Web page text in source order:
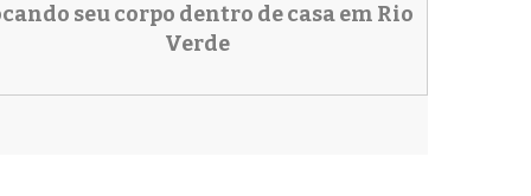
seu corpo dentro de casa em Rio
Verde